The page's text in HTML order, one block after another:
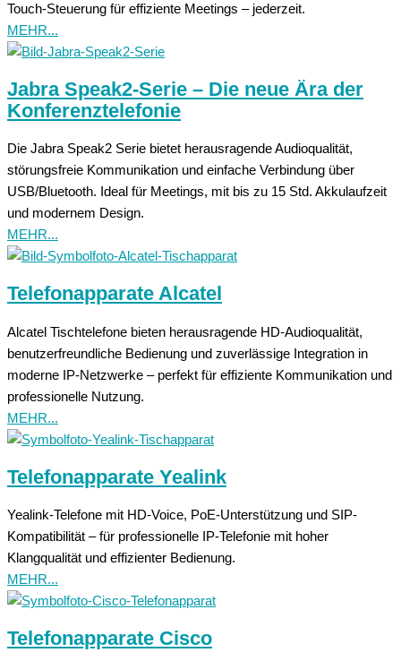
Touch-Steuerung für effiziente Meetings – jederzeit.
MEHR...
Jabra Speak2-Serie – Die neue Ära der
Konferenztelefonie
Die Jabra Speak2 Serie bietet herausragende Audioqualität,
störungsfreie Kommunikation und einfache Verbindung über
USB/Bluetooth. Ideal für Meetings, mit bis zu 15 Std. Akkulaufzeit
und modernem Design.
MEHR...
Telefonapparate Alcatel
Alcatel Tischtelefone bieten herausragende HD-Audioqualität,
benutzerfreundliche Bedienung und zuverlässige Integration in
moderne IP-Netzwerke – perfekt für effiziente Kommunikation und
professionelle Nutzung.
MEHR...
Telefonapparate Yealink
Yealink-Telefone mit HD-Voice, PoE-Unterstützung und SIP-
Kompatibilität – für professionelle IP-Telefonie mit hoher
Klangqualität und effizienter Bedienung.
MEHR...
Telefonapparate Cisco